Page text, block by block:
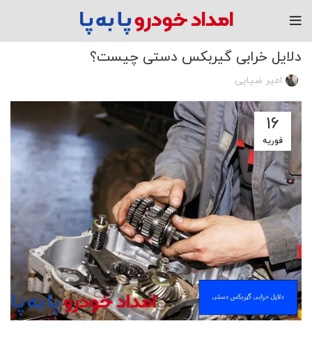
مقاله
دلایل خرابی گیربکس دستی چیست؟
امیر ضیایی
16
فوریه